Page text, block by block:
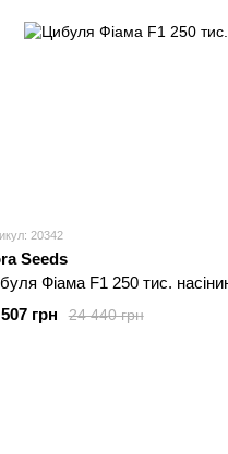
20342
Seeds
Фіама F1 250 тис.
24 440 грн
грн